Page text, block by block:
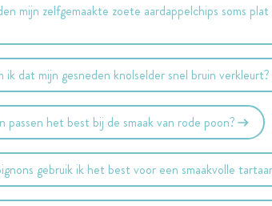
mijn zelfgemaakte zoete aardappelchips soms
ik dat mijn gesneden knolselder snel bruin verkleurt?
passen het best bij de smaak van rode poon?
gebruik ik het best voor een smaakvolle